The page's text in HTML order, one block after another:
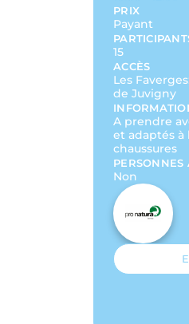
PRIX
Payant
15
ACCÈS
Les
de Juvigny
A prendre
et adaptés à
chaussures
PERSONNES
Non